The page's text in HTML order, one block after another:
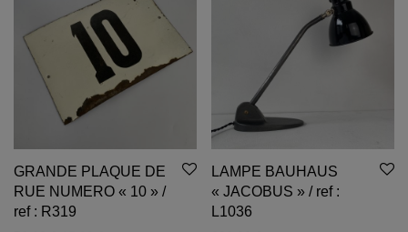
GRANDE PLAQUE DE
RUE NUMERO « 10 » /
ref : R319
LAMPE BAUHAUS
« JACOBUS » / ref :
L1036